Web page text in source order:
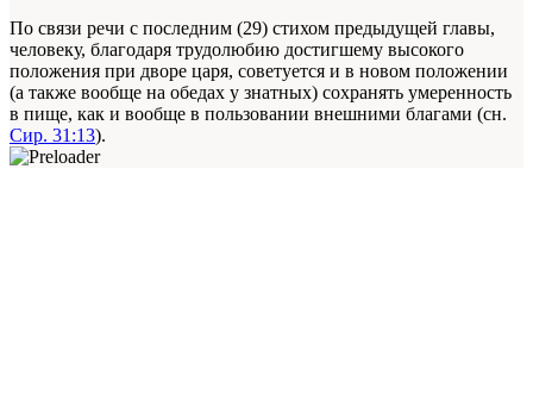
По связи речи с последним (29) стихом предыдущей главы,
человеку, благодаря трудолюбию достигшему высокого
положения при дворе царя, советуется и в новом положении
(а также вообще на обедах у знатных) сохранять умеренность
в пище, как и вообще в пользовании внешними благами (сн.
Сир. 31:13).